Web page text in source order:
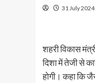
31 July 2024
शहरी विकास
दिशा में तेजी से
होगी। कहा कि